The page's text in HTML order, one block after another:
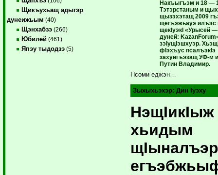
Щикъухьащ адыгэр
дунеижьым (40)
Щэнхабзэ (266)
Юбилей (461)
Япэу тыдодзэ (5)
Накъыгъэм и 18 —
Тэтэрстаным и
щызэхэтащ 2009
щегъэжьауэ илъэс
щекIуэкI «Урысей
дуней:
зэIущIэшхуэр.
фIэхъус псалъэкIэ
захуигъэзащ УФ-м
Путин Владимир.
Псоми еджэн…
Зыхыхьэхэр: Дин Iуэху
НэщIикIыж
хьидым
щIыналъэр